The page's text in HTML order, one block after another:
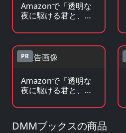
Amazonで「透明な
夜に駆ける君と、目
た。」のBlu-ray・
DVDを見る
PR
Amazonで「透明な
夜に駆ける君と、目
た。」の原作小説・
ラノベを見る
DMMブックスの商品